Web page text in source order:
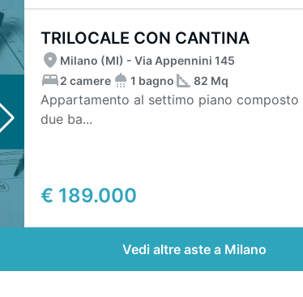
TRILOCALE CON CANTINA
€ 189.000
Milano (MI) - Via Appennini 145
2 camere
1 bagno 82 Mq
Appartamento al settimo piano
due ba...
Vedi altre aste a Milano